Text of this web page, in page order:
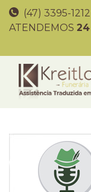
(47) 3395-1212
ATENDEMOS 24